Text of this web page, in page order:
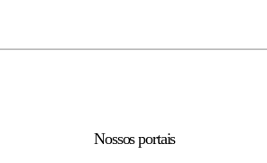
Nossos portais